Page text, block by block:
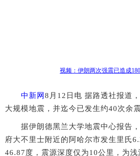
视频：伊朗两次强震已造成
中新网 8月12日电 据路透社报道
大规模地震，并迄今已发生约40次余
据伊朗德黑兰大学地震中心报告，
府大不里士附近的阿哈尔市发生里氏
46.87度，震源深度仅为10公里，为浅